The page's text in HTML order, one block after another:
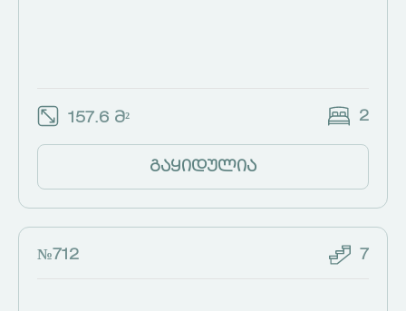
157.6 მ² 2
გაყიდულია
№712 7